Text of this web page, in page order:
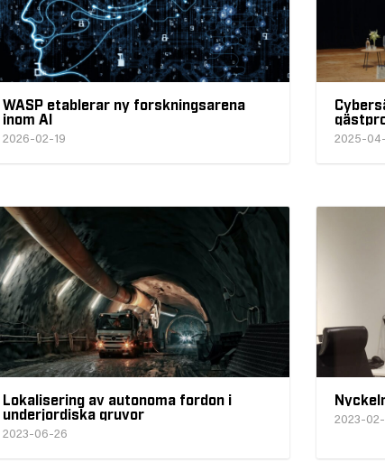
WASP etablerar ny forskningsarena
inom AI
2026-02-19 2025-
Lokalisering av autonoma fordon i
underjordiska gruvor
2023-06-26
2023-